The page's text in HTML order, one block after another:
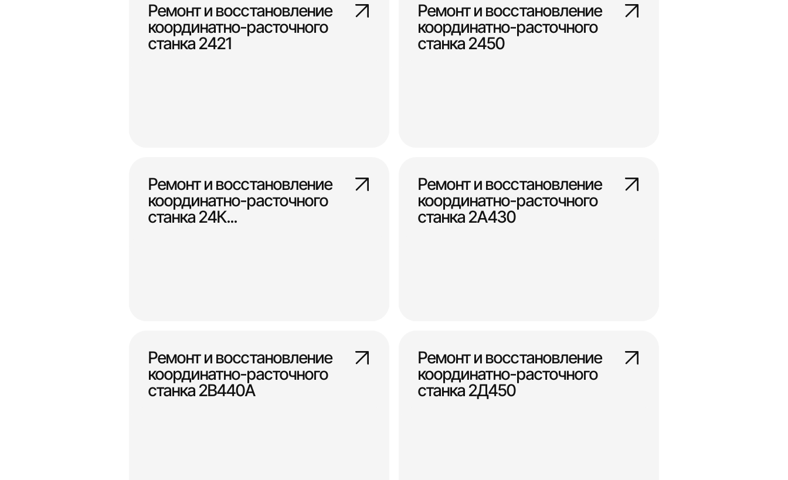
Ремонт и восстановление
координатно-расточного
станка 2421
Ремонт и восстановление
координатно-расточного
станка 2450
Ремонт и восстановление
координатно-расточного
станка 24К...
Ремонт и восстановление
координатно-расточного
станка 2А430
Ремонт и восстановление
координатно-расточного
станка 2В440А
Ремонт и восстановление
координатно-расточного
станка 2Д450